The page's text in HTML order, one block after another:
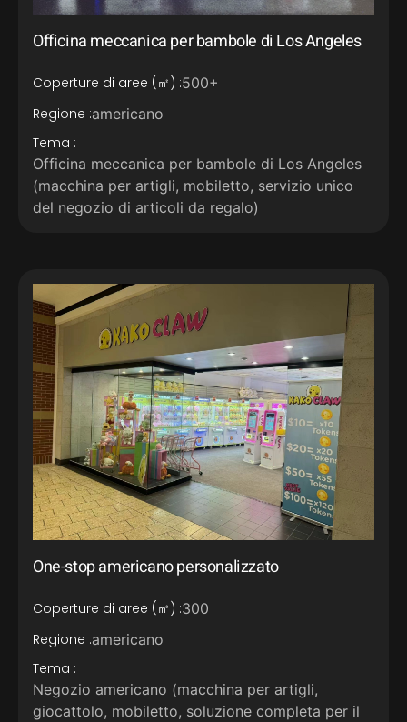
Officina meccanica per bambole di Los Angeles
Coperture di aree (㎡) :500+
Regione :americano
Tema :
Officina meccanica per bambole di Los Angeles
(macchina per artigli, mobiletto, servizio unico
del negozio di articoli da regalo)
One-stop americano personalizzato
Coperture di aree (㎡) :300
Regione :americano
Tema :
Negozio americano (macchina per artigli,
giocattolo, mobiletto, soluzione completa per il